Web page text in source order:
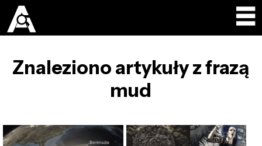
Znaleziono artykuły z frazą
mud